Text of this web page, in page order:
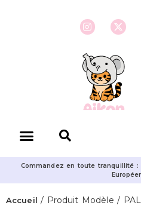
Commandez en toute tranquillité
Accueil / Produit Modèle /